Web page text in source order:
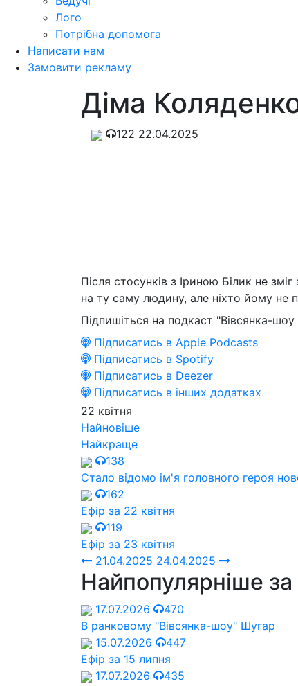
Лого
Потрібна допомога
Написати нам
Замовити рекламу
Діма
122 22.04.2025
Після стосунків з Іриною Білик не
на ту саму людину, але ніхто йому не
Підпишіться на подкаст "Вівсянка-
Підписатись в Apple Podcasts
Підписатись в Spotify
Підписатись в Deezer
Підписатись в інших додатках
22 квітня
Найновіше
Найкраще
138
Стало відомо ім'я головного героя
162
Ефір за 22 квітня
119
Ефір за 23 квітня
21.04.2025 24.04.2025
Найпопулярніше за
17.07.2026
470
В ранковому "Вівсянка-шоу" Шугар
15.07.2026
447
Ефір за 15 липня
17.07.2026
435